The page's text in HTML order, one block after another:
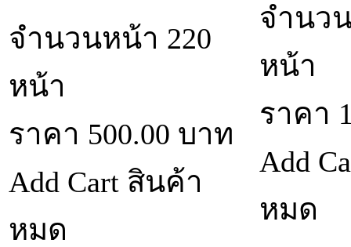
จำนวนหน้า 220
หน้า
ราคา 500.00 บาท
Add Cart สินค้า
หมด
จำนว
หน้า
ราคา
Add
หมด